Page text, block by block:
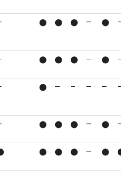
⬤ ⬤ ⬤ — ⬤ —
⬤ ⬤ ⬤ — ⬤ —
⬤ — — — — —
⬤ ⬤ ⬤ — ⬤ —
⬤ ⬤ ⬤ — ⬤ ⬤